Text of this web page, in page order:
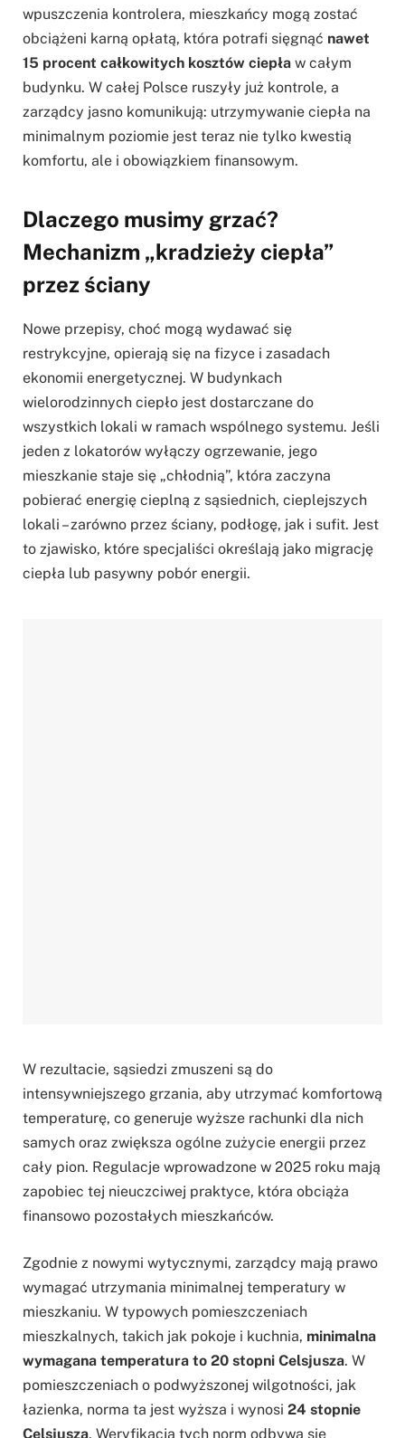
wpuszczenia kontrolera, mieszkańcy mogą zostać
obciążeni karną opłatą, która potrafi sięgnąć nawet
15 procent całkowitych kosztów ciepła w całym
budynku. W całej Polsce ruszyły już kontrole, a
zarządcy jasno komunikują: utrzymywanie ciepła na
minimalnym poziomie jest teraz nie tylko kwestią
komfortu, ale i obowiązkiem finansowym.
Dlaczego musimy grzać?
Mechanizm „kradzieży ciepła”
przez ściany
Nowe przepisy, choć mogą wydawać się
restrykcyjne, opierają się na fizyce i zasadach
ekonomii energetycznej. W budynkach
wielorodzinnych ciepło jest dostarczane do
wszystkich lokali w ramach wspólnego systemu. Jeśli
jeden z lokatorów wyłączy ogrzewanie, jego
mieszkanie staje się „chłodnią”, która zaczyna
pobierać energię cieplną z sąsiednich, cieplejszych
lokali – zarówno przez ściany, podłogę, jak i sufit. Jest
to zjawisko, które specjaliści określają jako migrację
ciepła lub pasywny pobór energii.
W rezultacie, sąsiedzi zmuszeni są do
intensywniejszego grzania, aby utrzymać komfortową
temperaturę, co generuje wyższe rachunki dla nich
samych oraz zwiększa ogólne zużycie energii przez
cały pion. Regulacje wprowadzone w 2025 roku mają
zapobiec tej nieuczciwej praktyce, która obciąża
finansowo pozostałych mieszkańców.
Zgodnie z nowymi wytycznymi, zarządcy mają prawo
wymagać utrzymania minimalnej temperatury w
mieszkaniu. W typowych pomieszczeniach
mieszkalnych, takich jak pokoje i kuchnia, minimalna
wymagana temperatura to 20 stopni Celsjusza. W
pomieszczeniach o podwyższonej wilgotności, jak
łazienka, norma ta jest wyższa i wynosi 24 stopnie
Celsjusza. Weryfikacja tych norm odbywa się